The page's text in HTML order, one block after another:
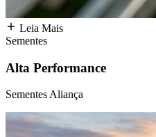
Leia Mais
Sementes
Alta Performance
Sementes Aliança